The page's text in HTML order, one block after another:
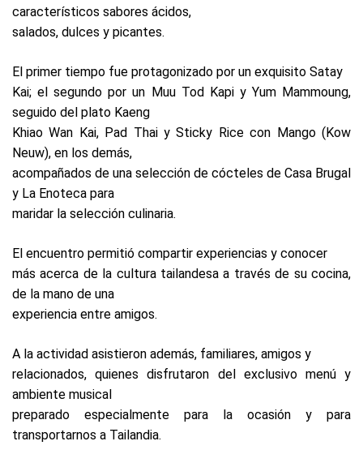
característicos sabores ácidos,
salados, dulces y picantes.
El primer tiempo fue protagonizado por un exquisito Satay
Kai; el segundo por un Muu Tod Kapi y Yum Mammoung,
seguido del plato Kaeng
Khiao Wan Kai, Pad Thai y Sticky Rice con Mango (Kow
Neuw), en los demás,
acompañados de una selección de cócteles de Casa Brugal
y La Enoteca para
maridar la selección culinaria.
El encuentro permitió compartir experiencias y conocer
más acerca de la cultura tailandesa a través de su cocina,
de la mano de una
experiencia entre amigos.
A la actividad asistieron además, familiares, amigos y
relacionados, quienes disfrutaron del exclusivo menú y
ambiente musical
preparado especialmente para la ocasión y para
transportarnos a Tailandia.